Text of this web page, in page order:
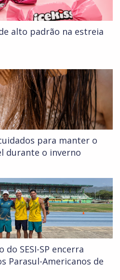
alto padrão na estreia
para manter o
durante o inverno
SESI-SP encerra
Parasul-Americanos de